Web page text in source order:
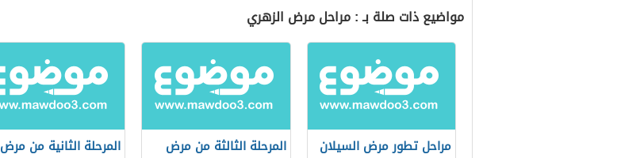
مواضيع ذات صلة بـ : مراحل مرض الزهري
مراحل تطور مرض السيلان
المرحلة الثالثة من مرض
المرحلة الثانية من مرض